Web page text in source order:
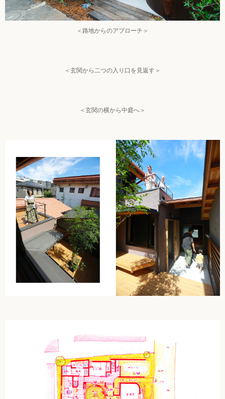
＜路地からのアプローチ＞
＜玄関から二つの入り口を見返す＞
＜玄関の横から中庭へ＞